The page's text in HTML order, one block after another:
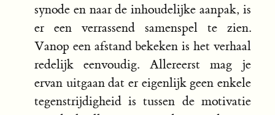
synode en naar de inhoudelijke aanpak, is
er een verrassend samenspel te zien.
Vanop een afstand bekeken is het verhaal
redelijk eenvoudig. Allereerst mag je
ervan uitgaan dat er eigenlijk geen enkele
tegenstrijdigheid is tussen de motivatie